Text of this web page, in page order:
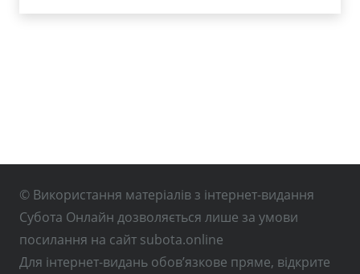
© Використання матеріалів з інтернет-видання
Субота Онлайн дозволяється лише за умови
посилання на сайт subota.online
Для інтернет-видань обов’язкове пряме, відкрите